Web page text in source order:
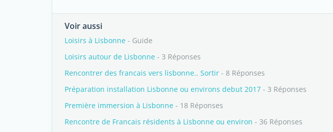
Voir aussi
Loisirs à Lisbonne - Guide
Loisirs autour de Lisbonne - 3 Réponses
Rencontrer des francais vers lisbonne.. Sortir - 8 Réponses
Préparation installation Lisbonne ou environs debut 2017 - 3 Réponses
Première immersion à Lisbonne - 18 Réponses
Rencontre de Francais résidents à Lisbonne ou environ - 36 Réponses